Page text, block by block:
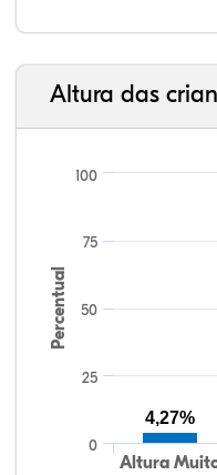
Altura das
Percentual
Altura
0
25
50
75
100
4,27%